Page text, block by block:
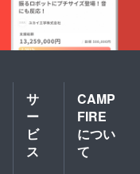
サ
ー
ビ
ス
CAMP
FIRE
につい
て